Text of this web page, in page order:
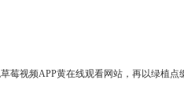
莓视频APP黄在线观看网站，再以绿植点缀
过程业主亲自监督装修，与设计师沟通细节
中置分隔出餐厅和客厅空间，一边休闲一边
司的草莓视频APP污版黄色下载团队详细了